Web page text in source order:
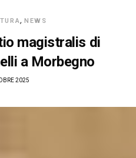
, NEWS
magistralis di
a Morbegno
2025